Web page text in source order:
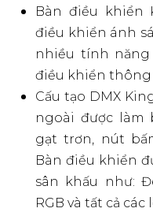
Bàn điều khiển
điều khiển ánh
nhiều tính năng
điều khiển thông
Cấu tạo DMX
ngoài được làm
gạt trơn, nút
Bàn điều khiển
sân khấu như:
RGB và tất cả